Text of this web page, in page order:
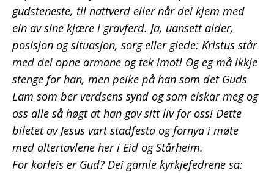
gudsteneste, til nattverd eller når dei kjem med
ein av sine kjære i gravferd. Ja, uansett alder,
posisjon og situasjon, sorg eller glede: Kristus står
med dei opne armane og tek imot! Og eg må ikkje
stenge for han, men peike på han som det Guds
Lam som ber verdsens synd og som elskar meg og
oss alle så høgt at han gav sitt liv for oss! Dette
biletet av Jesus vart stadfesta og fornya i møte
med altertavlene her i Eid og Stårheim.
For korleis er Gud? Dei gamle kyrkjefedrene sa: